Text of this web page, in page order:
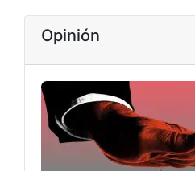
Opinión